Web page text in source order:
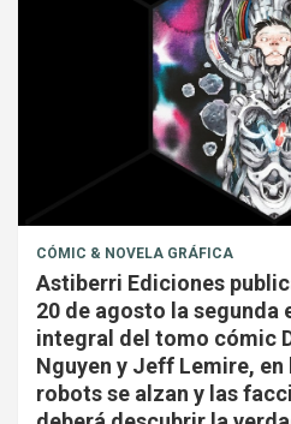
CÓMIC & NOVELA GRÁFICA
Astiberri Ediciones
20 de agosto la segunda
integral del tomo cómic
Nguyen y Jeff Lemire,
robots se alzan y las